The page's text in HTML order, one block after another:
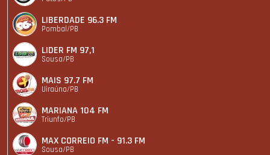
LIBERDADE 96.3 FM
Pombal/PB
LIDER FM 97,1
Sousa/PB
MAIS 97.7 FM
Uiraúna/PB
MARIANA 104 FM
Triunfo/PB
MAX CORREIO FM - 91.3 FM
Sousa/PB